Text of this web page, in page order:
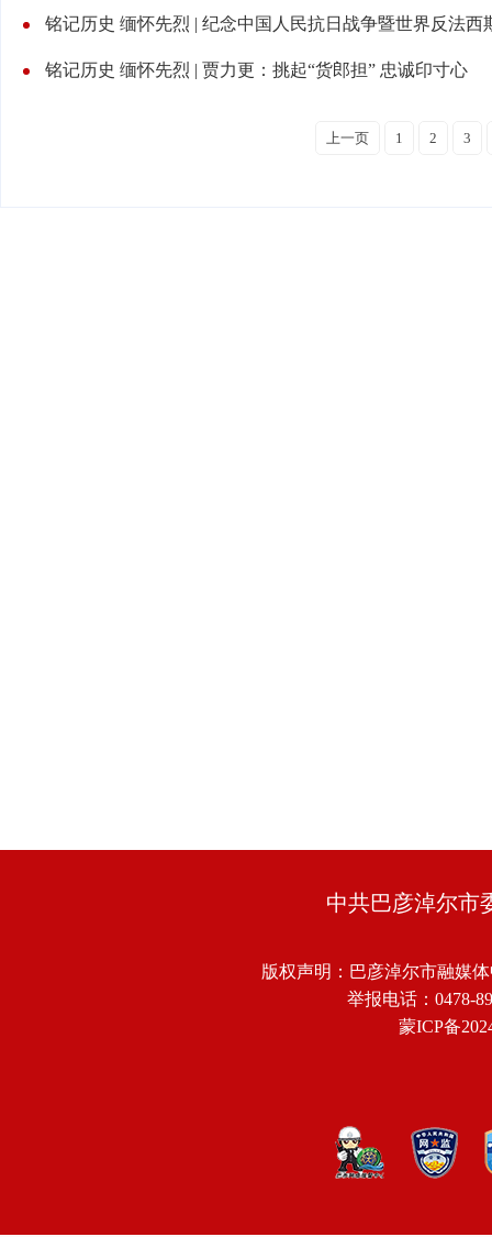
铭记历史 缅怀先烈 | 贾力更：挑起“货郎担” 忠诚印寸心
上一页 1 2 3
中共巴彦淖尔市
版权声明：巴彦淖尔市融媒
举报电话：0478-
蒙ICP备